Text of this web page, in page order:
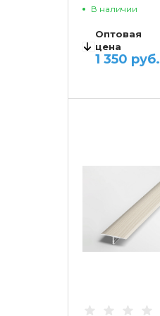
В наличии
до 10
Оптовая
цена
1 350 руб.